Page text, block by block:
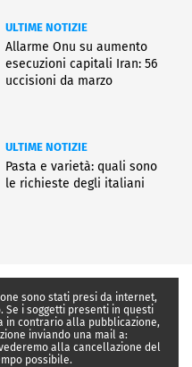
ULTIME NOTIZIE
Allarme Onu su aumento
esecuzioni capitali Iran: 56
uccisioni da marzo
ULTIME NOTIZIE
Pasta e varietà: quali sono
le richieste degli italiani
sono stati presi da internet,
i soggetti presenti in questi
in contrario alla pubblicazione,
inviando una mail a:
alla cancellazione del
possibile.